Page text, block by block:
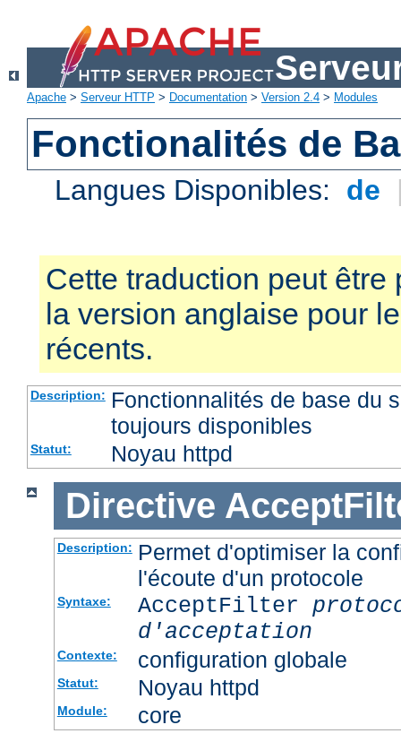
Apache > Serveur HTTP > Documentation > Version 2.4 > Modules
Fonctionalités de
Langues Disponibles: de
Cette traduction peut être
la version anglaise pour
récents.
Description: Fonctionnalités de base du
toujours disponibles
Statut: Noyau httpd
Directive
Description: Permet d'optimiser la
l'écoute d'un protocole
Syntaxe: AcceptFilter
d'acceptation
Contexte: configuration globale
Statut: Noyau httpd
Module: core